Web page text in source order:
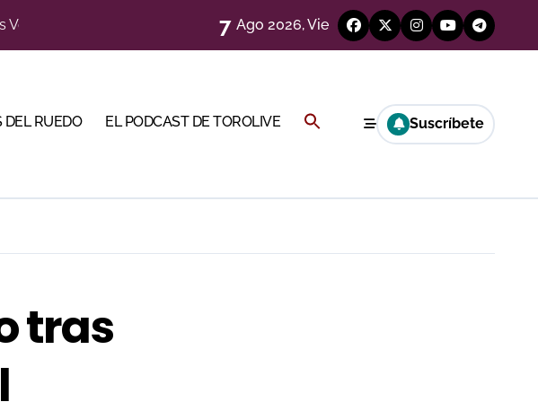
al Málaga CF
(Vídeo e imágenes desde el campo)
el premio a Roca Rey
7 Ago 2026, Vie
DEL RUEDO EL PODCAST DE TOROLIVE Buscar: Suscríbete
tras